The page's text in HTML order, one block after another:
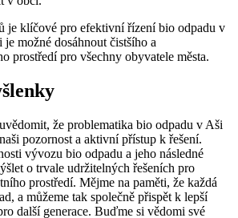
je klíčové pro efektivní řízení bio odpadu v
možné dosáhnout čistšího​ a
‌prostředí pro všechny​ obyvatele​ města.
že problematika bio⁤ odpadu ⁢v Aši
pozornost a aktivní přístup ‍k řešení.
vývozu bio odpadu‌ a ​jeho následné
o trvale​ udržitelných řešeních⁢ pro
prostředí.⁤ Mějme na ⁤paměti, že každá
a můžeme tak ⁤společně přispět⁢ k ⁣lepší
další generace. Buďme si vědomi své